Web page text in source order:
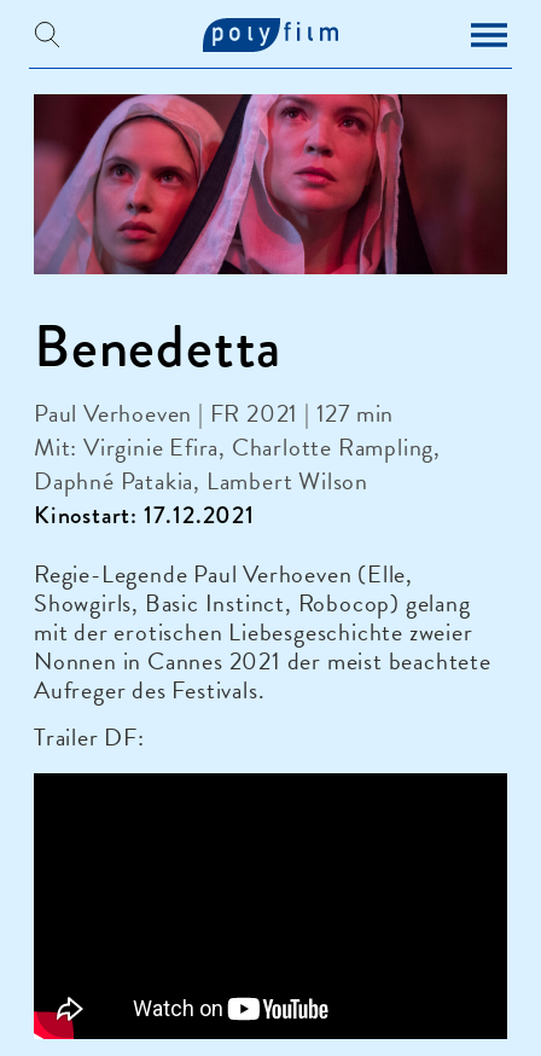
Benedetta
Paul Verhoeven | FR 2021 | 127 min
Mit: Virginie Efira, Charlotte Rampling,
Daphné Patakia, Lambert Wilson
Kinostart: 17.12.2021
Regie-Legende Paul Verhoeven (Elle,
Showgirls, Basic Instinct, Robocop) gelang
mit der erotischen Liebesgeschichte zweier
Nonnen in Cannes 2021 der meist beachtete
Aufreger des Festivals.
Trailer DF: